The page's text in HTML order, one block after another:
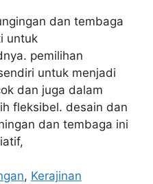
dan tembaga
untuk
pemilihan
untuk menjadi
dan juga dalam
fleksibel. desain dan
dan tembaga ini
, Kerajinan